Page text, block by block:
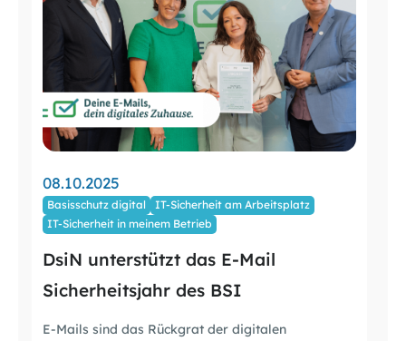
08.10.2025
Basisschutz digital
IT-Sicherheit am Arbeitsplatz
IT-Sicherheit in meinem Betrieb
DsiN unterstützt das E-Mail
Sicherheitsjahr des BSI
E-Mails sind das Rückgrat der digitalen